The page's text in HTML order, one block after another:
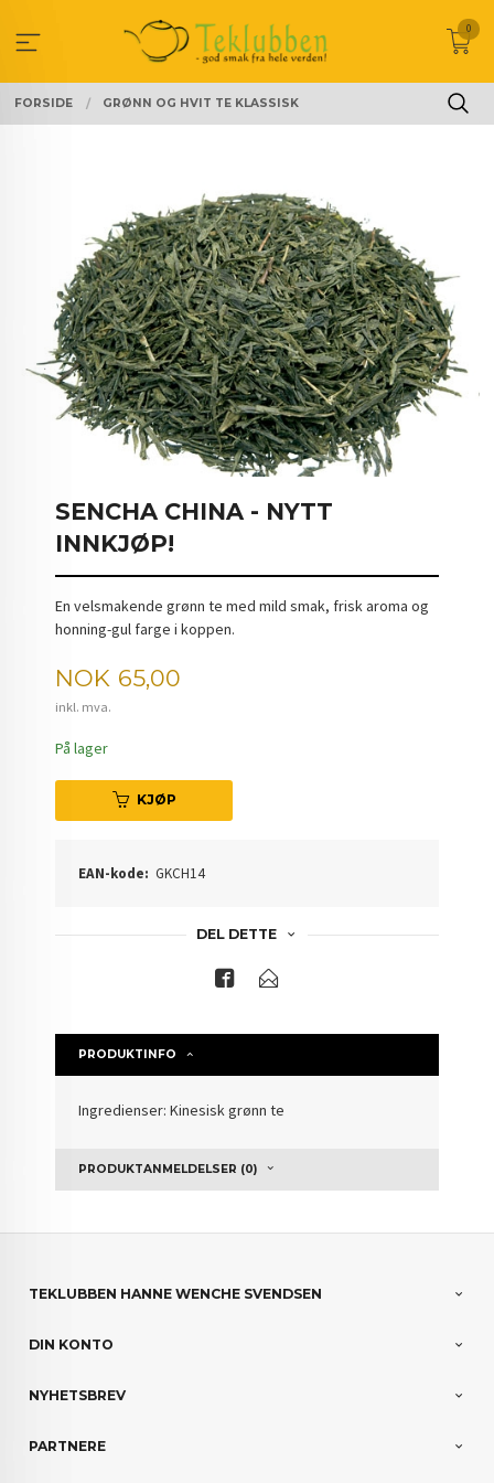
innholdet
0
FORSIDE GRØNN OG HVIT TE KLASSISK
SENCHA CHINA - NYTT
INNKJØP!
En velsmakende grønn te med mild smak, frisk aroma og
honning-gul farge i koppen.
Pris
NOK 65,00
inkl. mva.
På lager
KJØP
EAN-kode: GKCH14
DEL DETTE
PRODUKTINFO
Ingredienser: Kinesisk grønn te
PRODUKTANMELDELSER (0)
TEKLUBBEN HANNE WENCHE SVENDSEN
DIN KONTO
NYHETSBREV
PARTNERE